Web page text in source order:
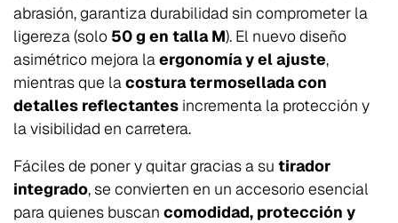
abrasión, garantiza durabilidad sin comprometer la
ligereza (solo 50 g en talla M). El nuevo diseño
asimétrico mejora laergonomía y el ajuste,
mientras que lacostura termosellada con
detalles reflectantes incrementa la protección y
la visibilidad en carretera.
Fáciles de poner y quitar gracias a su tirador
integrado, se convierten en un accesorio esencial
para quienes buscan comodidad, protección y